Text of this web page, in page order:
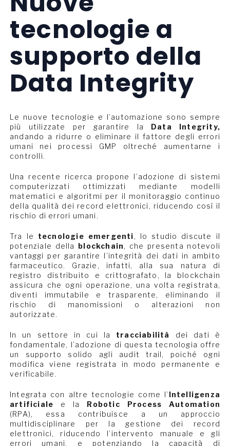
tecnologie a
supporto della
Data Integrity
Le nuove tecnologie e l’automazione sono sempre
più utilizzate per garantire la Data Integrity,
andando a ridurre o eliminare il fattore degli errori
umani nei processi GMP oltreché aumentarne i
controlli.
Una recente ricerca propone l’adozione di sistemi
computerizzati ottimizzati mediante modelli
matematici e algoritmi per il monitoraggio continuo
della qualità dei record elettronici, riducendo così il
rischio di errori umani.
Tra le tecnologie emergenti, lo studio discute il
potenziale della blockchain, che presenta notevoli
vantaggi per garantire l’integrità dei dati in ambito
farmaceutico. Grazie, infatti, alla sua natura di
registro distribuito e crittografato, la blockchain
assicura che ogni operazione, una volta registrata,
diventi immutabile e trasparente, eliminando il
rischio di manomissioni o alterazioni non
autorizzate.
In un settore in cui la tracciabilità
dei dati è
fondamentale, l’adozione di questa tecnologia offre
un supporto solido agli audit trail, poiché ogni
modifica viene registrata in modo permanente e
verificabile.
Integrata con altre tecnologie come l’ Intelligenza
artificiale e la Robotic Process Automation
(RPA), essa contribuisce a un approccio
multidisciplinare per la gestione dei record
elettronici, riducendo l’intervento manuale e gli
errori umani, e potenziando la capacità di